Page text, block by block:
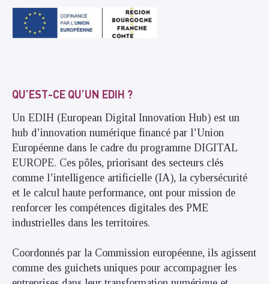
QU’EST-CE QU’UN EDIH ?
Un EDIH (European Digital Innovation Hub) est un
hub d’innovation numérique financé par l’Union
Européenne dans le cadre du programme DIGITAL
EUROPE. Ces pôles, priorisant des secteurs clés
comme l’intelligence artificielle (IA), la cybersécurité
et le calcul haute performance, ont pour mission de
renforcer les compétences digitales des PME
industrielles dans les territoires.
Coordonnés par la Commission européenne, ils agissent
comme des guichets uniques pour accompagner les